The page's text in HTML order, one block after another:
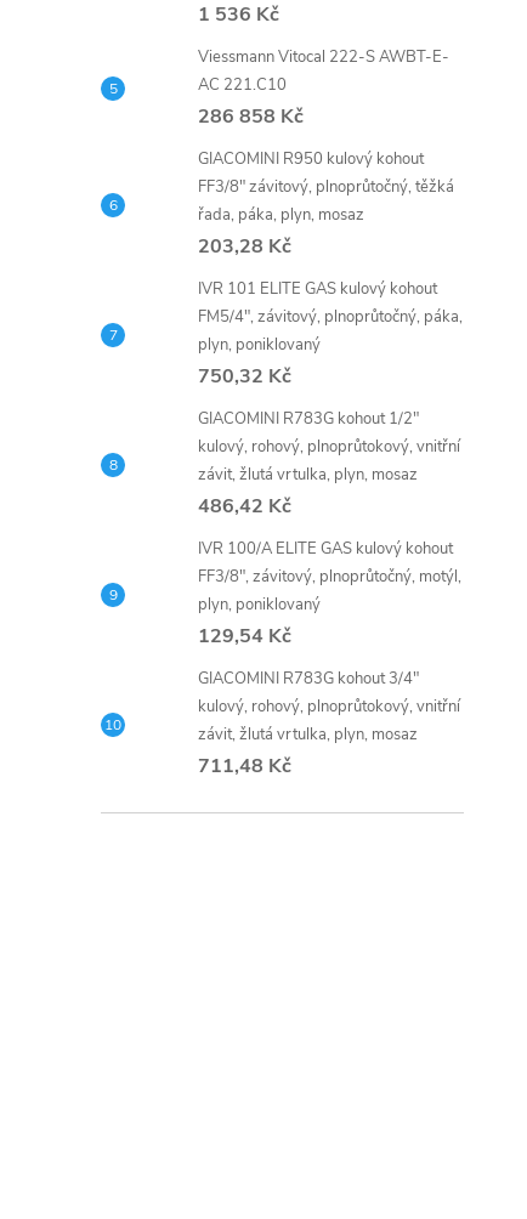
1 536 Kč
Viessmann Vitocal 222-S AWBT-E-
AC 221.C10
286 858 Kč
GIACOMINI R950 kulový kohout
FF3/8" závitový, plnoprůtočný, těžká
řada, páka, plyn, mosaz
203,28 Kč
IVR 101 ELITE GAS kulový kohout
FM5/4", závitový, plnoprůtočný, páka,
plyn, poniklovaný
750,32 Kč
GIACOMINI R783G kohout 1/2"
kulový, rohový, plnoprůtokový, vnitřní
závit, žlutá vrtulka, plyn, mosaz
486,42 Kč
IVR 100/A ELITE GAS kulový kohout
FF3/8", závitový, plnoprůtočný, motýl,
plyn, poniklovaný
129,54 Kč
GIACOMINI R783G kohout 3/4"
kulový, rohový, plnoprůtokový, vnitřní
závit, žlutá vrtulka, plyn, mosaz
711,48 Kč